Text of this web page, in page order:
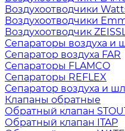
Воздухоотводчики
Воздухоотводчики
Воздухоотводчик
Сепараторы воздуха и
Сепаратор воздуха FAR
Сепараторы FLAMCO
Сепараторы REFLEX
Сепаратор воздуха и
Клапаны обратные
Обратный клапан
Обратный клапан ITAP